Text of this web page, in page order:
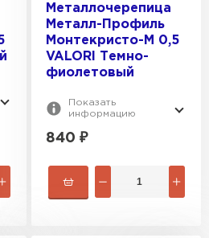
Металлочерепица
Металл-Профиль
Монтекристо-M 0,5
VALORI Темно-
фиолетовый
Показать
информацию
840 ₽